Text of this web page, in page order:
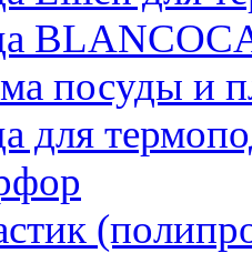
посуды и
для